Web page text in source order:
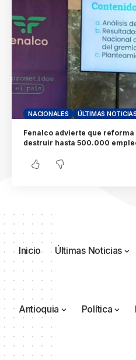
NACIONALES ÚLTIMAS NOTICIAS
Fenalco advierte que
destruir hasta 500.000
Inicio Últimas Noticias
Antioquia Política